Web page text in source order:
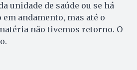
unidade de saúde ou se há
andamento, mas até o
não tivemos retorno. O